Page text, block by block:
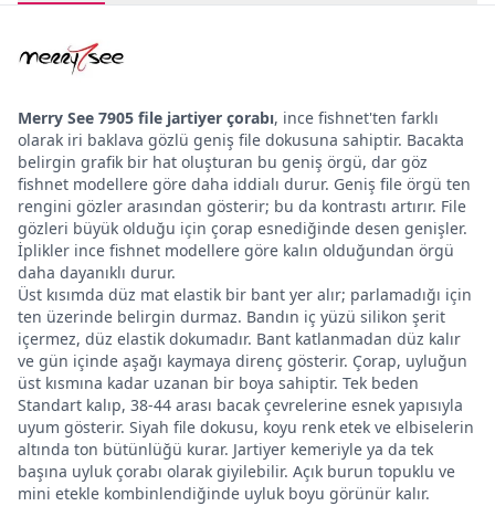
Merry See 7905 file jartiyer çorabı, ince fishnet'ten farklı
olarak iri baklava gözlü geniş file dokusuna sahiptir. Bacakta
belirgin grafik bir hat oluşturan bu geniş örgü, dar göz
fishnet modellere göre daha iddialı durur. Geniş file örgü ten
rengini gözler arasından gösterir; bu da kontrastı artırır. File
gözleri büyük olduğu için çorap esnediğinde desen genişler.
İplikler ince fishnet modellere göre kalın olduğundan örgü
daha dayanıklı durur.
Üst kısımda düz mat elastik bir bant yer alır; parlamadığı için
ten üzerinde belirgin durmaz. Bandın iç yüzü silikon şerit
içermez, düz elastik dokumadır. Bant katlanmadan düz kalır
ve gün içinde aşağı kaymaya direnç gösterir. Çorap, uyluğun
üst kısmına kadar uzanan bir boya sahiptir. Tek beden
Standart kalıp, 38-44 arası bacak çevrelerine esnek yapısıyla
uyum gösterir. Siyah file dokusu, koyu renk etek ve elbiselerin
altında ton bütünlüğü kurar. Jartiyer kemeriyle ya da tek
başına uyluk çorabı olarak giyilebilir. Açık burun topuklu ve
mini etekle kombinlendiğinde uyluk boyu görünür kalır.